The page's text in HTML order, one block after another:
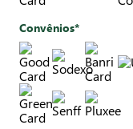
Convênios*